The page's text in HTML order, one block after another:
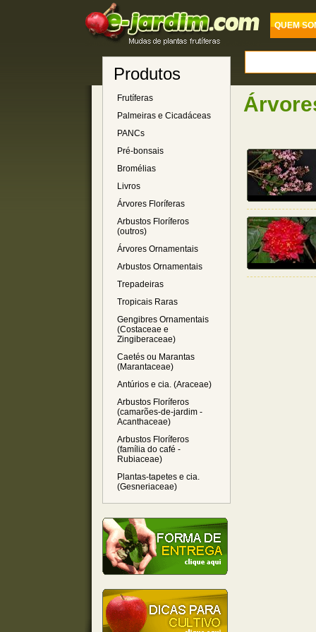
QUEM
Produtos
Frutíferas
Palmeiras e Cicadáceas
PANCs
Pré-bonsais
Bromélias
Livros
Árvores Floríferas
Arbustos Floríferos
(outros)
Árvores Ornamentais
Arbustos Ornamentais
Trepadeiras
Tropicais Raras
Gengibres Ornamentais
(Costaceae e
Zingiberaceae)
Caetés ou Marantas
(Marantaceae)
Antúrios e cia. (Araceae)
Arbustos Floríferos
(camarões-de-jardim -
Acanthaceae)
Arbustos Floríferos
(família do café -
Rubiaceae)
Plantas-tapetes e cia.
(Gesneriaceae)